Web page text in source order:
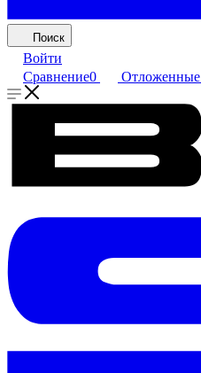
Поиск
Войти
Сравнение0 Отложенные